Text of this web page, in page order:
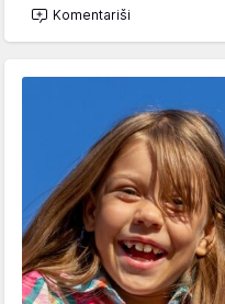
Komentariši